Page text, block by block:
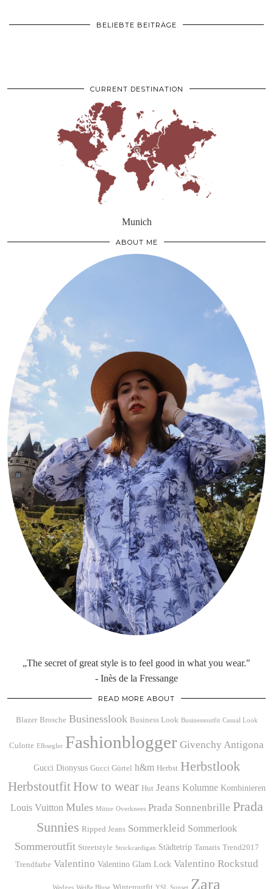
BELIEBTE BEITRÄGE
CURRENT DESTINATION
Munich
ABOUT ME
„The secret of great style is to feel good in what you wear."
- Inès de la Fressange
READ MORE ABOUT
Blazer Brosche Businesslook Business Look Businessoutfit Casual Look
Culotte Elbsegler Fashionblogger Givenchy Antigona
Gucci Dionysus Gucci Gürtel h&m Herbst Herbstlook
Herbstoutfit How to wear Hut Jeans Kolumne Kombinieren
Louis Vuitton Mules Mütze Overknees Prada Sonnenbrille Prada
Sunnies Ripped Jeans Sommerkleid Sommerlook
Sommeroutfit Streetstyle Strickcardigan Städtetrip Tamaris Trend2017
Trendfarbe Valentino Valentino Glam Lock Valentino Rockstud
Zara